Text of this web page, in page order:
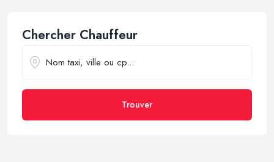
Chercher Chauffeur
Trouver